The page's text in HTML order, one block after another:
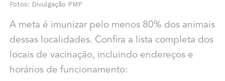
Fotos: Divulgação PMP
A meta é imunizar pelo menos 80% dos animais
dessas localidades. Confira a lista completa dos
locais de vacinação, incluindo endereços e
horários de funcionamento: